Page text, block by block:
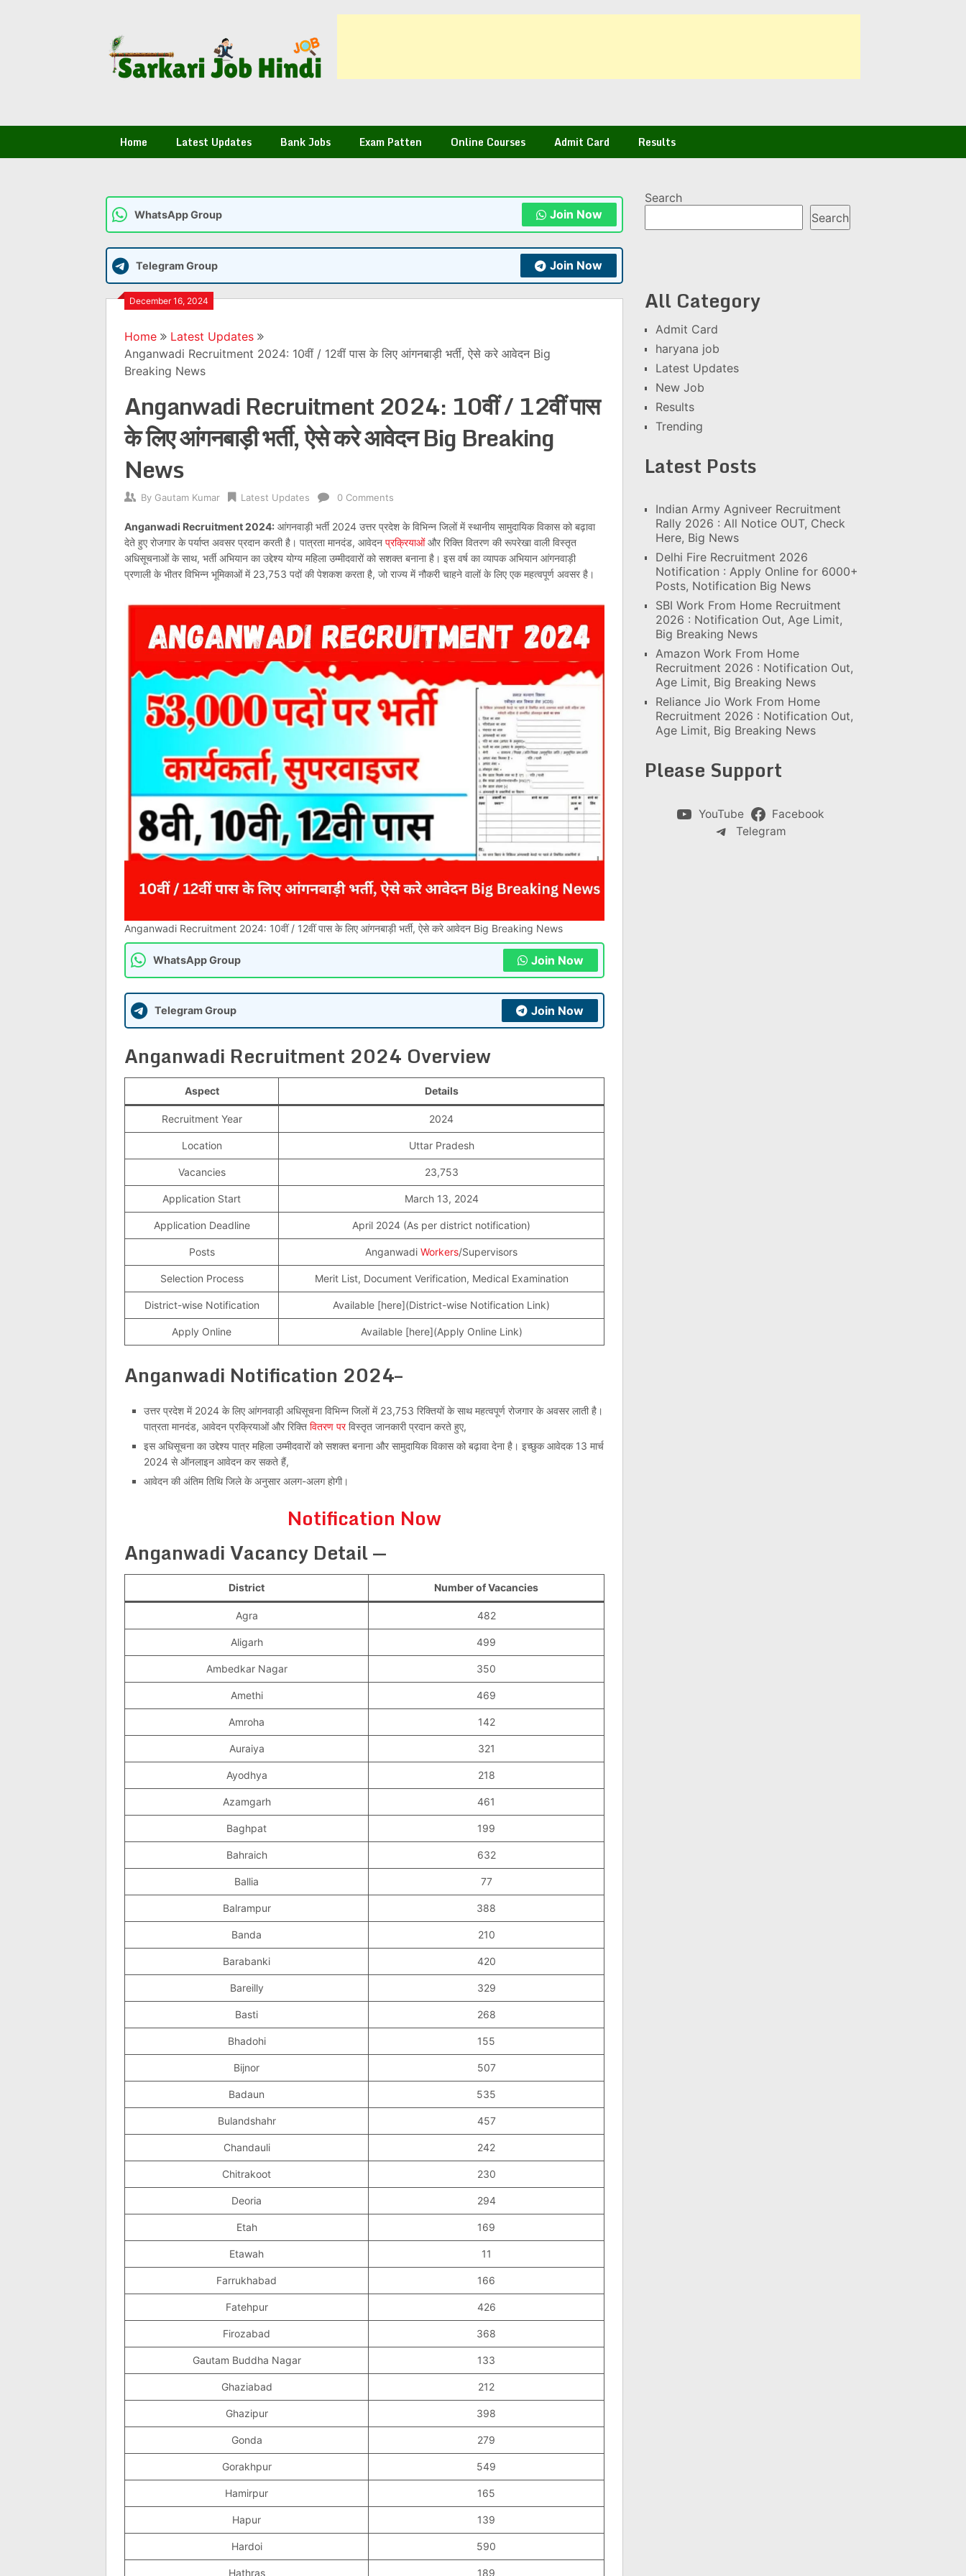
Home Latest Updates Bank Jobs Exam Patten Online Courses Admit Card Results
WhatsApp Group Join Now
Telegram Group Join Now
December 16, 2024
Home
Latest Updates
Anganwadi Recruitment 2024: 10वीं / 12वीं पास के लिए आंगनबाड़ी भर्ती, ऐसे करे आवेदन Big
Breaking News
Anganwadi Recruitment 2024: 10वीं / 12वीं पास
के लिए आंगनबाड़ी भर्ती, ऐसे करे आवेदन Big Breaking
News
By Gautam Kumar Latest Updates 0 Comments
Anganwadi Recruitment 2024: आंगनवाड़ी भर्ती 2024 उत्तर प्रदेश के विभिन्न जिलों में स्थानीय सामुदायिक विकास को बढ़ावा
देते हुए रोजगार के पर्याप्त अवसर प्रदान करती है। पात्रता मानदंड, आवेदन प्रक्रियाओंऔर रिक्ति वितरण की रूपरेखा वाली विस्तृत
अधिसूचनाओं के साथ, भर्ती अभियान का उद्देश्य योग्य महिला उम्मीदवारों को सशक्त बनाना है। इस वर्ष का व्यापक अभियान आंगनवाड़ी
प्रणाली के भीतर विभिन्न भूमिकाओं में 23,753 पदों की पेशकश करता है, जो राज्य में नौकरी चाहने वालों के लिए एक महत्वपूर्ण अवसर है।
Anganwadi Recruitment 2024: 10वीं / 12वीं पास के लिए आंगनबाड़ी भर्ती, ऐसे करे आवेदन Big Breaking News
WhatsApp Group Join Now
Telegram Group Join Now
Anganwadi Recruitment 2024 Overview
Aspect Details
Recruitment Year 2024
Location Uttar Pradesh
Vacancies 23,753
Application Start March 13, 2024
Application Deadline April 2024 (As per district notification)
Posts Anganwadi Workers/Supervisors
Selection Process Merit List, Document Verification, Medical Examination
District-wise Notification Available [here](District-wise Notification Link)
Apply Online Available [here](Apply Online Link)
Anganwadi Notification 2024–
उत्तर प्रदेश में 2024 के लिए आंगनवाड़ी अधिसूचना विभिन्न जिलों में 23,753 रिक्तियों के साथ महत्वपूर्ण रोजगार के अवसर लाती है।
पात्रता मानदंड, आवेदन प्रक्रियाओं और रिक्ति वितरण परविस्तृत जानकारी प्रदान करते हुए,
इस अधिसूचना का उद्देश्य पात्र महिला उम्मीदवारों को सशक्त बनाना और सामुदायिक विकास को बढ़ावा देना है। इच्छुक आवेदक 13 मार्च
2024 से ऑनलाइन आवेदन कर सकते हैं,
आवेदन की अंतिम तिथि जिले के अनुसार अलग-अलग होगी।
Notification Now
Anganwadi Vacancy Detail —
District Number of Vacancies
Agra 482
Aligarh 499
Ambedkar Nagar 350
Amethi 469
Amroha 142
Auraiya 321
Ayodhya 218
Azamgarh 461
Baghpat 199
Bahraich 632
Ballia 77
Balrampur 388
Banda 210
Barabanki 420
Bareilly 329
Basti 268
Bhadohi 155
Bijnor 507
Badaun 535
Bulandshahr 457
Chandauli 242
Chitrakoot 230
Deoria 294
Etah 169
Etawah 11
Farrukhabad 166
Fatehpur 426
Firozabad 368
Gautam Buddha Nagar 133
Ghaziabad 212
Ghazipur 398
Gonda 279
Gorakhpur 549
Hamirpur 165
Hapur 139
Hardoi 590
Hathras 189
Search
Search
All Category
Admit Card
haryana job
Latest Updates
New Job
Results
Trending
Latest Posts
Indian Army Agniveer Recruitment
Rally 2026 : All Notice OUT, Check
Here, Big News
Delhi Fire Recruitment 2026
Notification : Apply Online for 6000+
Posts, Notification Big News
SBI Work From Home Recruitment
2026 : Notification Out, Age Limit,
Big Breaking News
Amazon Work From Home
Recruitment 2026 : Notification Out,
Age Limit, Big Breaking News
Reliance Jio Work From Home
Recruitment 2026 : Notification Out,
Age Limit, Big Breaking News
Please Support
YouTube
Facebook
Telegram